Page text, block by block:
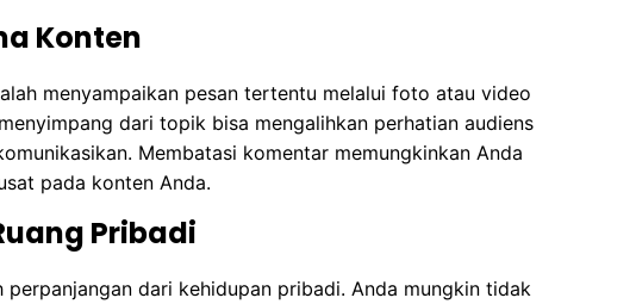
Konten
menyampaikan pesan tertentu melalui foto atau video
dari topik bisa mengalihkan perhatian audiens
Membatasi komentar memungkinkan Anda
pada konten Anda.
Pribadi
perpanjangan dari kehidupan pribadi. Anda mungkin tidak